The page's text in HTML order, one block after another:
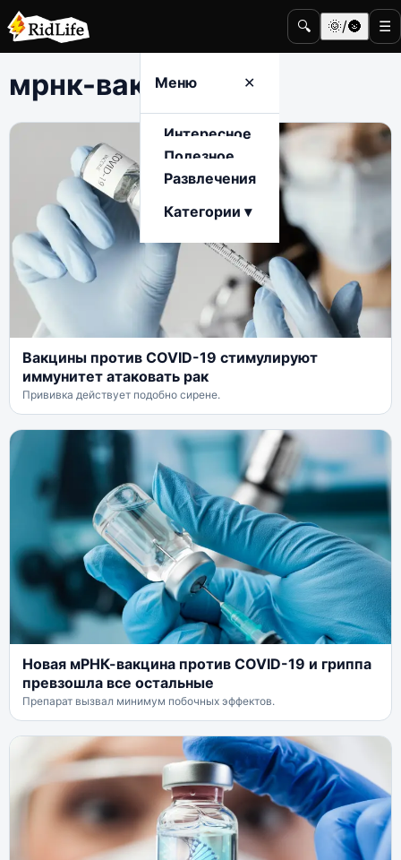
🔍 🌞/🌚 ☰
Меню ✕
Интересное
Полезное
Развлечения
Категории ▾
мрнк-вакцина
Вакцины против COVID-19 стимулируют
иммунитет атаковать рак
Прививка действует подобно сирене.
Новая мРНК-вакцина против COVID-19 и гриппа
превзошла все остальные
Препарат вызвал минимум побочных эффектов.